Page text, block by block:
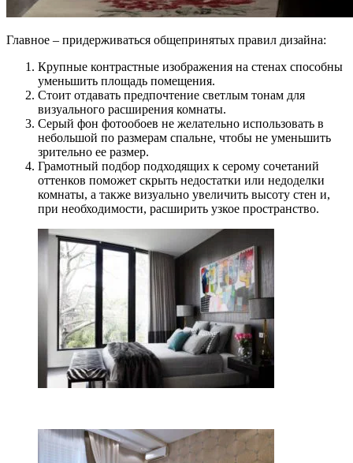
Главное – придерживаться общепринятых правил дизайна:
Крупные контрастные изображения на стенах способны
уменьшить площадь помещения.
Стоит отдавать предпочтение светлым тонам для
визуального расширения комнаты.
Серый фон фотообоев не желательно использовать в
небольшой по размерам спальне, чтобы не уменьшить
зрительно ее размер.
Грамотный подбор подходящих к серому сочетаний
оттенков поможет скрыть недостатки или недоделки
комнаты, а также визуально увеличить высоту стен и,
при необходимости, расширить узкое пространство.